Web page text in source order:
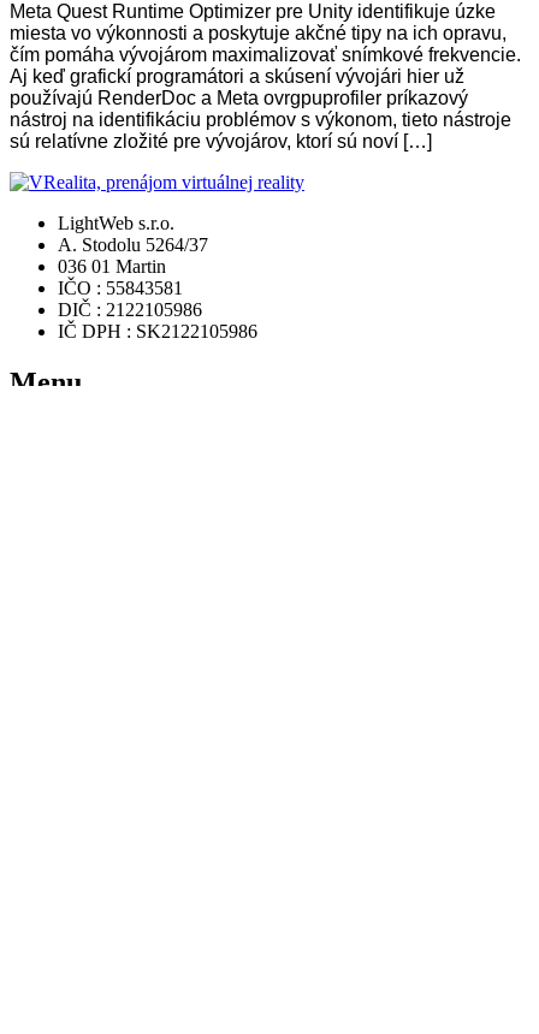
Meta Quest Runtime Optimizer pre Unity identifikuje úzke
miesta vo výkonnosti a poskytuje akčné tipy na ich opravu,
čím pomáha vývojárom maximalizovať snímkové frekvencie.
Aj keď grafickí programátori a skúsení vývojári hier už
používajú RenderDoc a Meta ovrgpuprofiler príkazový
nástroj na identifikáciu problémov s výkonom, tieto nástroje
sú relatívne zložité pre vývojárov, ktorí sú noví […]
LightWeb s.r.o.
A. Stodolu 5264/37
036 01 Martin
IČO : 55843581
DIČ : 2122105986
IČ DPH : SK2122105986
Menu